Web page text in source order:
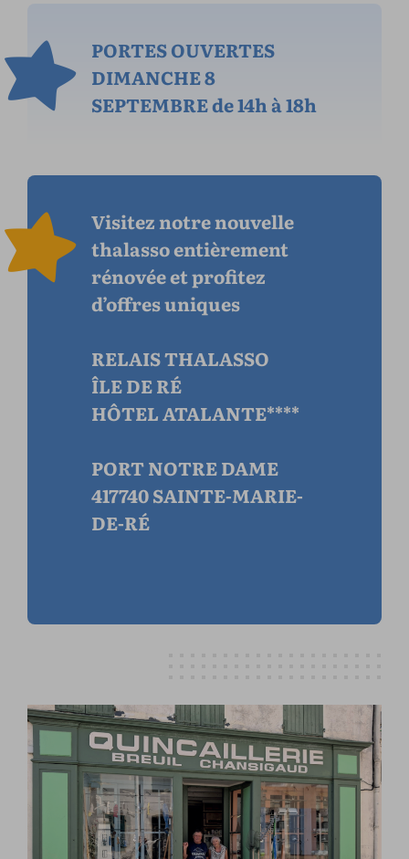
PORTES OUVERTES
DIMANCHE 8
SEPTEMBRE de 14h à 18h
Visitez notre nouvelle
thalasso entièrement
rénovée et profitez
d’offres uniques
RELAIS THALASSO
ÎLE DE RÉ
HÔTEL ATALANTE****
PORT NOTRE DAME
417740 SAINTE-MARIE-
DE-RÉ